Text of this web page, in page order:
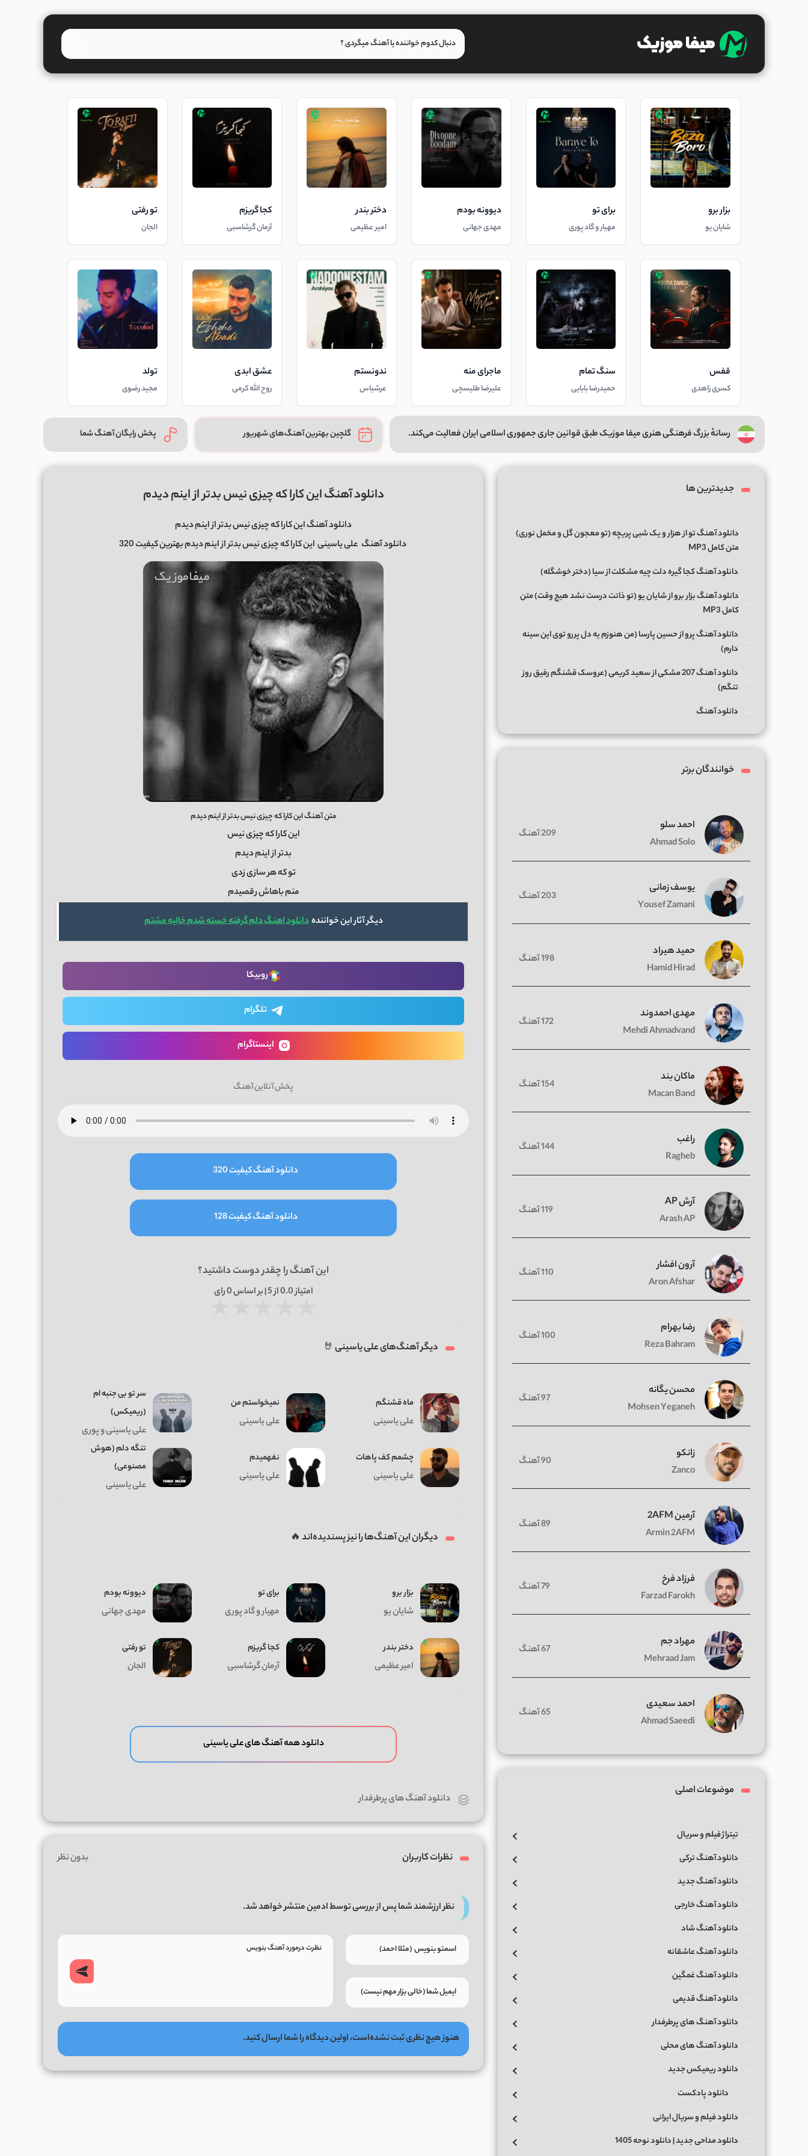
بزار برو
شایان یو
برای تو
مهیار و گاد پوری
دیوونه بودم
مهدی جهانی
دختر بندر
امیر عظیمی
کجا گریزم
آرمان گرشاسبی
تو رفتی
الجان
قفس
کسری زاهدی
سنگ تمام
حمیدرضا بابایی
ماجرای منه
علیرضا طلیسچی
ندونستم
عرشیاس
عشق ابدی
روح الله کرمی
تولد
مجید رضوی
رسانهٔ بزرگ فرهنگی هنری میفا موزیک طبق قوانین جاری جمهوری اسلامی ایران فعالیت می‌کند. گلچین بهترین آهنگ‌های شهریور پخش رایگان آهنگ شما
دانلود آهنگ این کارا که چیزی نیس بدتر از اینم دیدم
دانلود آهنگ این کارا که چیزی نیس بدتر از اینم دیدم
دانلود آهنگ علی یاسینی این کارا که چیزی نیس بدتر از اینم دیدم بهترین کیفیت 320
متن آهنگ این کارا که چیزی نیس بدتر از اینم دیدم
این کارا که چیزی نیس
بدتر از اینم دیدم
تو که هر سازی زدی
منم باهاش رقصیدم
دیگر آثار این خوانندهدانلود اهنگ دلم گرفته خسته شدم خالیه مشتم
روبیکا
تلگرام
اینستاگرام
پخش آنلاین آهنگ
دانلود آهنگ کیفیت 320
دانلود آهنگ کیفیت 128
این آهنگ را چقدر دوست داشتید؟
امتیاز0.0از 5 | بر اساس 0رای
دیگر آهنگ‌های علی یاسینی 🤘
ماه قشنگم
علی یاسینی
نمیخواستم من
علی یاسینی
سر تو بی جنبه ام
(ریمیکس)
علی یاسینی و پوری
چشمم کف پاهات
علی یاسینی
نفهمیدم
علی یاسینی
تنگه دلم (هوش
مصنوعی)
علی یاسینی
دیگران این آهنگ‌ها را نیز پسندیده‌اند 🔥
بزار برو
شایان یو
برای تو
مهیار و گاد پوری
دیوونه بودم
مهدی جهانی
دختر بندر
امیر عظیمی
کجا گریزم
آرمان گرشاسبی
تو رفتی
الجان
دانلود همه آهنگ های علی یاسینی
دانلود آهنگ های پرطرفدار
نظرات کاربران بدون نظر
نظر ارزشمند شما پس از بررسی توسط ادمین منتشر خواهد شد.
هنوز هیچ نظری ثبت نشده‌است، اولین دیدگاه را شما ارسال کنید.
جدیدترین ها
دانلود آهنگ تو از هزار و یک شبی پریچه (تو معجون گل و مخمل نوری)
متن کامل MP3
دانلود آهنگ کجا گیره دلت چیه مشکلت از سیا (دختر خوشگله)
دانلود آهنگ بزار برو از شایان یو (تو ذاتت درست نشد هیچ وقت) متن
کامل MP3
دانلود آهنگ پرو از حسین پارسا (من هنوزم یه دل پررو توی این سینه
دارم)
دانلود آهنگ 207 مشکی از سعید کریمی (عروسک قشنگم رفیق روز
تنگم)
دانلود آهنگ
خوانندگان برتر
احمد سلو
Ahmad Solo
209 آهنگ
یوسف زمانی
Yousef Zamani
203 آهنگ
حمید هیراد
Hamid Hirad
198 آهنگ
مهدی احمدوند
Mehdi Ahmadvand
172 آهنگ
ماکان بند
Macan Band
154 آهنگ
راغب
Ragheb
144 آهنگ
آرش AP
Arash AP
119 آهنگ
آرون افشار
Aron Afshar
110 آهنگ
رضا بهرام
Reza Bahram
100 آهنگ
محسن یگانه
Mohsen Yeganeh
97 آهنگ
زانکو
Zanco
90 آهنگ
آرمین 2AFM
Armin 2AFM
89 آهنگ
فرزاد فرخ
Farzad Farokh
79 آهنگ
مهراد جم
Mehraad Jam
67 آهنگ
احمد سعیدی
Ahmad Saeedi
65 آهنگ
موضوعات اصلی
تیتراژ فیلم و سریال
دانلود آهنگ ترکی
دانلود آهنگ جدید
دانلود آهنگ خارجی
دانلود آهنگ شاد
دانلود آهنگ عاشقانه
دانلود آهنگ غمگین
دانلود آهنگ قدیمی
دانلود آهنگ های پرطرفدار
دانلود آهنگ های محلی
دانلود ریمیکس جدید
دانلود پادکست
دانلود فیلم و سریال ایرانی
دانلود مداحی جدید | دانلود نوحه 1405